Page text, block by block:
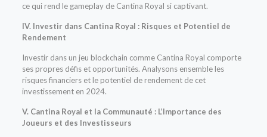
ce qui rend le gameplay de Cantina Royal si captivant.
IV. Investir dans Cantina Royal : Risques et Potentiel de
Rendement
Investir dans un jeu blockchain comme Cantina Royal comporte
ses propres défis et opportunités. Analysons ensemble les
risques financiers et le potentiel de rendement de cet
investissement en 2024.
V. Cantina Royal et la Communauté : L’Importance des
Joueurs et des Investisseurs